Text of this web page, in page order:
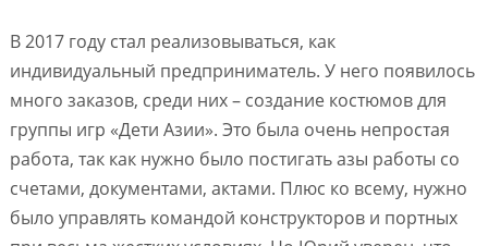
В 2017 году стал реализовываться, как
индивидуальный предприниматель. У него появилось
много заказов, среди них – создание костюмов для
группы игр «Дети Азии». Это была очень непростая
работа, так как нужно было постигать азы работы со
счетами, документами, актами. Плюс ко всему, нужно
было управлять командой конструкторов и портных